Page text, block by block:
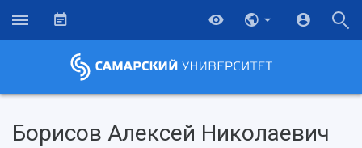
Борисов Алексей Николаевич